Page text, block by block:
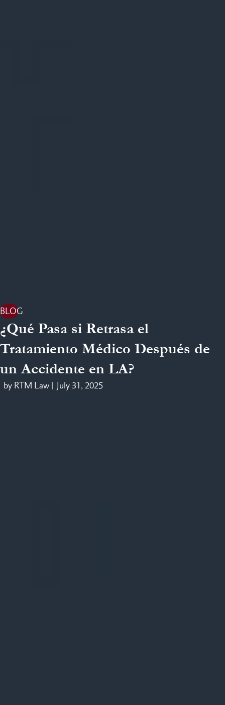
BLOG
¿Qué Pasa si Retrasa el
Tratamiento Médico Después de
un Accidente en LA?
by RTM Law | July 31, 2025